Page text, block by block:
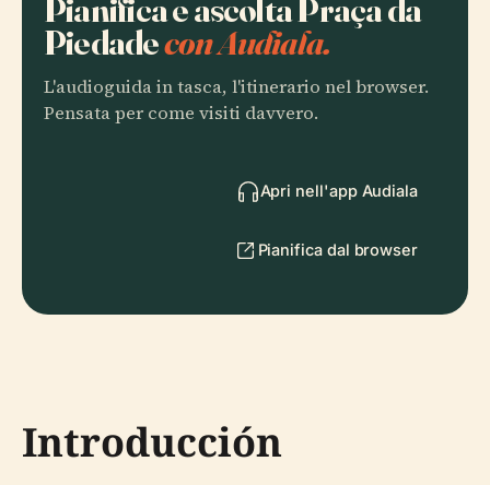
Pianifica e ascolta Praça da
Piedadecon Audiala.
L'audioguida in tasca, l'itinerario nel browser.
Pensata per come visiti davvero.
Apri nell'app Audiala
Pianifica dal browser
Introducción